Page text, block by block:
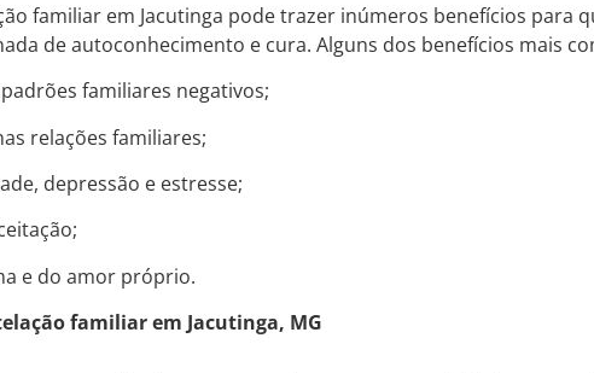
familiar em Jacutinga pode trazer inúmeros benefícios para
de autoconhecimento e cura. Alguns dos benefícios mais
familiares negativos;
relações familiares;
depressão e estresse;
e do amor próprio.
familiar em Jacutinga, MG